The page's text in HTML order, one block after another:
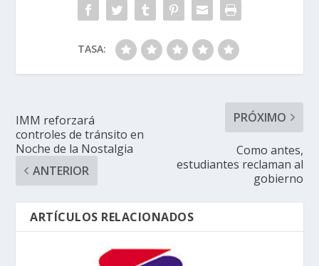
TASA:
IMM reforzará
controles de tránsito en
Noche de la Nostalgia
ANTERIOR
PRÓXIMO
Como antes,
estudiantes reclaman al
gobierno
ARTÍCULOS RELACIONADOS